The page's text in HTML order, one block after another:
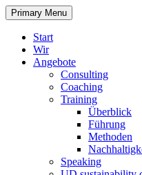
Primary Menu
Start
Wir
Angebote
Consulting
Coaching
Training
Überblick
Führung
Methoden
Speaking